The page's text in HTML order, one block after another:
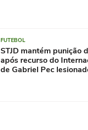
FUTEBOL
STJD mantém punição
após recurso do
de Gabriel Pec